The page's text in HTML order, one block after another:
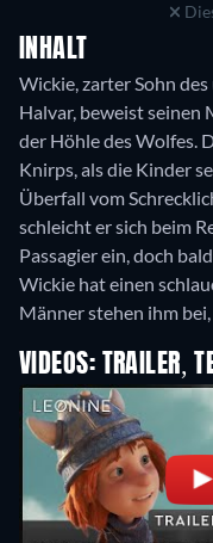
INHALT
Wickie, zarter Sohn
Halvar, beweist seinen
der Höhle des Wolfes.
Knirps, als die Kinder
Überfall vom
schleicht er sich beim
Passagier ein, doch
Wickie hat einen
Männer stehen ihm
VIDEOS: TRAILER,